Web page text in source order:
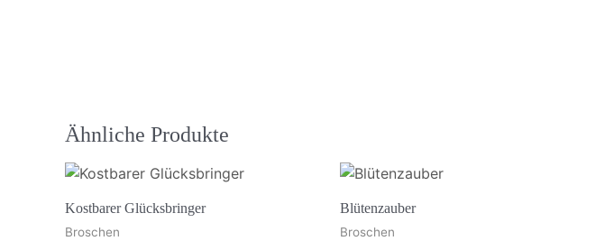
Ähnliche Produkte
Kostbarer Glücksbringer
Broschen
Blütenzauber
Broschen